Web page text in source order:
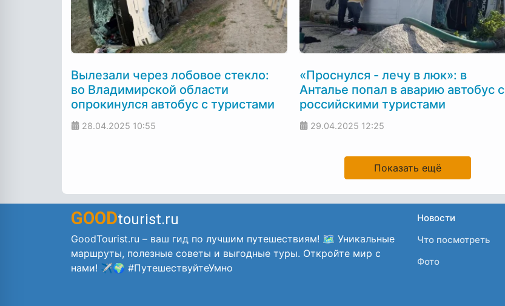
Вылезали через лобовое стекло:
во Владимирской области
опрокинулся автобус с туристами
28.04.2025 10:55
«Проснулся - лечу в люк»: в
Анталье попал в аварию автобус с
российскими туристами
29.04.2025 12:25
Показать ещё
GOODtourist.ru
GoodTourist.ru – ваш гид по лучшим путешествиям! 🗺️ Уникальные
маршруты, полезные советы и выгодные туры. Откройте мир с
нами! ✈️🌍 #ПутешествуйтеУмно
Новости
Что посмотреть
Фото